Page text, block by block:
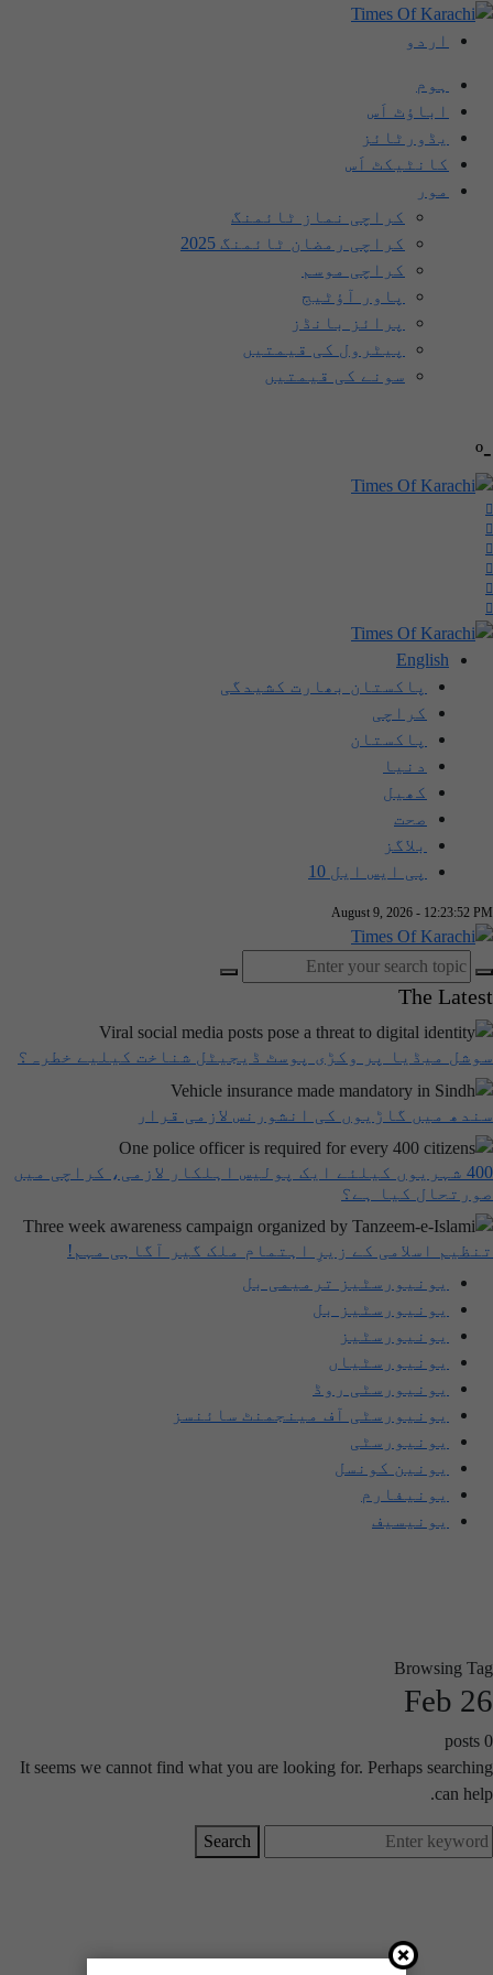
اردو
ہوم
اباؤٹ اَس
یڈورٹائز
کانٹیکٹ اَس
مور
کراچی نماز ٹائمنگ
کراچی رمضان ٹائمنگ 2025
کراچی موسم
پاور آؤٹیج
پرائز بانڈز
پیٹرول کی قیمتیں
سونے کی قیمتیں
-º
English
پاکستان بھارت کشیدگی
کراچی
پاکستان
دنیا
کھیل
صحت
بلاگز
پی ایس ایل 10
August 9, 2026 - 12:23:53 PM
The Latest
سوشل میڈیا پر وکڑی پوسٹ ڈیجیٹل شناخت کیلیے خطرہ؟
سندھ میں گاڑیوں کی انشورنس لازمی قرار
400 شہریوں کیلئے ایک پولیس اہلکار لازمی، کراچی میں
صورتحال کیا ہے؟
تنظیم اسلامی کے زیرِ اہتمام ملک گیر آگاہی مہم!
یونیورسٹیز ترمیمی بل
یونیورسٹیز بل
یونیورسٹیز
یونیورسٹیاں
یونیورسٹی روڈ
یونیورسٹی آف مینجمنٹ سائنسز
یونیورسٹی
یونین کونسل
یونیفارم
یونیسیف
Browsing Tag
Feb 26
0 posts
It seems we cannot find what you are looking for. Perhaps searching
can help.
Search